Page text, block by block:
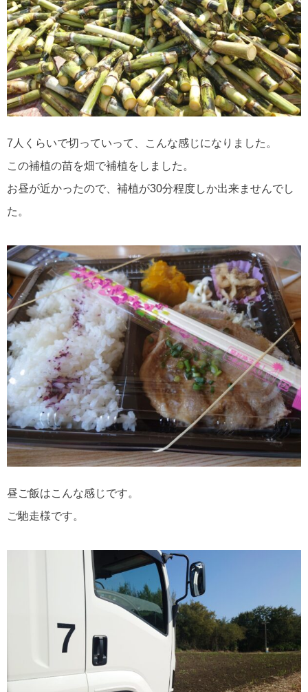
7人くらいで切っていって、こんな感じになりました。
この補植の苗を畑で補植をしました。
お昼が近かったので、補植が30分程度しか出来ませんでし
た。
昼ご飯はこんな感じです。
ご馳走様です。